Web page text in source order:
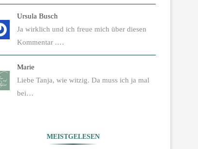
Ursula Busch
Ja wirklich und ich freue mich über diesen
Kommentar .…
Marie
Liebe Tanja, wie witzig. Da muss ich ja mal
bei…
MEISTGELESEN